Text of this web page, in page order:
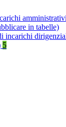
in tabelle)
incarichi
5